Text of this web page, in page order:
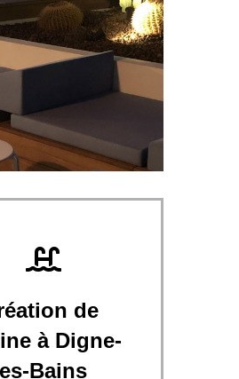
de
à Digne-
Bains